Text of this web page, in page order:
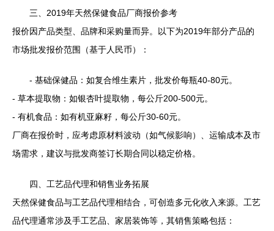
三、2019年天然保健食品厂商报价参考
报价因产品类型、品牌和采购量而异。以下为2019年部分产品的
市场批发报价范围（基于人民币）：
- 基础保健品：如复合维生素片，批发价每瓶40-80元。
- 草本提取物：如银杏叶提取物，每公斤200-500元。
- 有机食品：如有机亚麻籽，每公斤30-60元。
厂商在报价时，应考虑原材料波动（如气候影响）、运输成本及市
场需求，建议与批发商签订长期合同以稳定价格。
四、工艺品代理和销售业务拓展
天然保健食品与工艺品代理相结合，可创造多元化收入来源。工艺
品代理通常涉及手工艺品、家居装饰等，其销售策略包括：